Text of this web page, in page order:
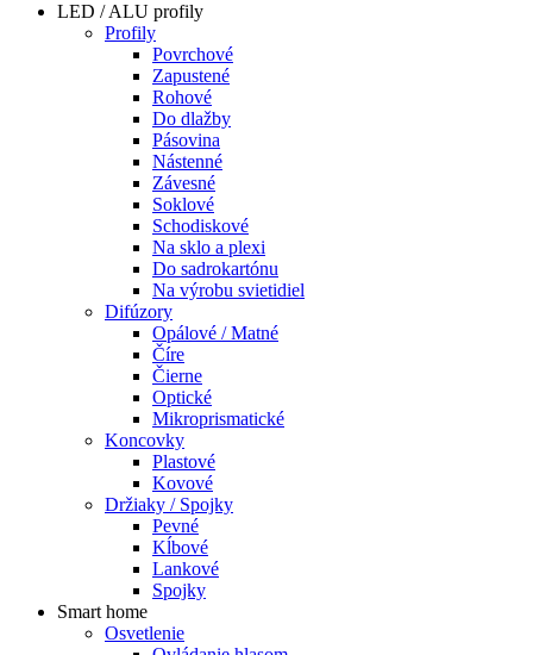
LED / ALU profily
Profily
Povrchové
Zapustené
Rohové
Do dlažby
Pásovina
Nástenné
Závesné
Soklové
Schodiskové
Na sklo a plexi
Do sadrokartónu
Na výrobu svietidiel
Difúzory
Opálové / Matné
Číre
Čierne
Optické
Mikroprismatické
Koncovky
Plastové
Kovové
Držiaky / Spojky
Pevné
Kĺbové
Lankové
Spojky
Smart home
Osvetlenie